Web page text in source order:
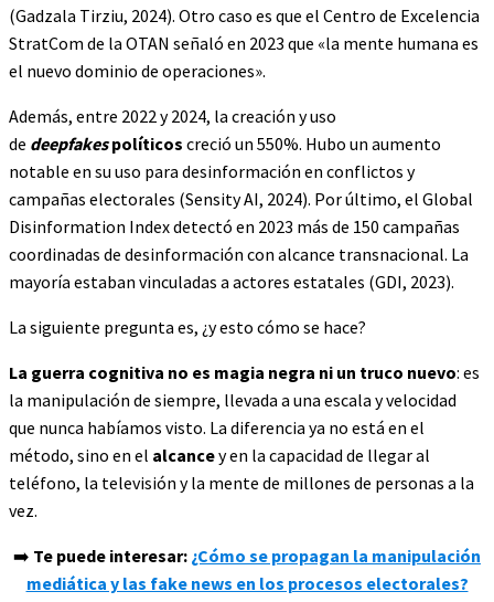
(Gadzala Tirziu, 2024). Otro caso es que el Centro de Excelencia
StratCom de la OTAN señaló en 2023 que «la mente humana es
el nuevo dominio de operaciones».
Además, entre 2022 y 2024, la creación y uso
de deepfakespolíticos creció un 550%. Hubo un aumento
notable en su uso para desinformación en conflictos y
campañas electorales (Sensity AI, 2024). Por último, el Global
Disinformation Index detectó en 2023 más de 150 campañas
coordinadas de desinformación con alcance transnacional. La
mayoría estaban vinculadas a actores estatales (GDI, 2023).
La siguiente pregunta es, ¿y esto cómo se hace?
La guerra cognitiva no es magia negra ni un truco nuevo: es
la manipulación de siempre, llevada a una escala y velocidad
que nunca habíamos visto. La diferencia ya no está en el
método, sino en el alcancey en la capacidad de llegar al
teléfono, la televisión y la mente de millones de personas a la
vez.
➡️ Te puede interesar: ¿Cómo se propagan la manipulación
mediática y las fake news en los procesos electorales?